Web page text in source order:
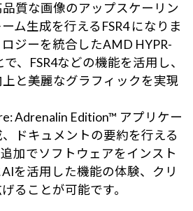
質な画像のアップスケーリン
ム生成を行えるFSR4 になりま
ジーを統合したAMD HYPR-
、FSR4などの機能を活用し、
と美麗なグラフィックを実現
Adrenalin Edition™ アプリケー
ドキュメントの要約を行える
加でソフトウェアをインスト
を活用した機能の体験、クリ
ることが可能です。